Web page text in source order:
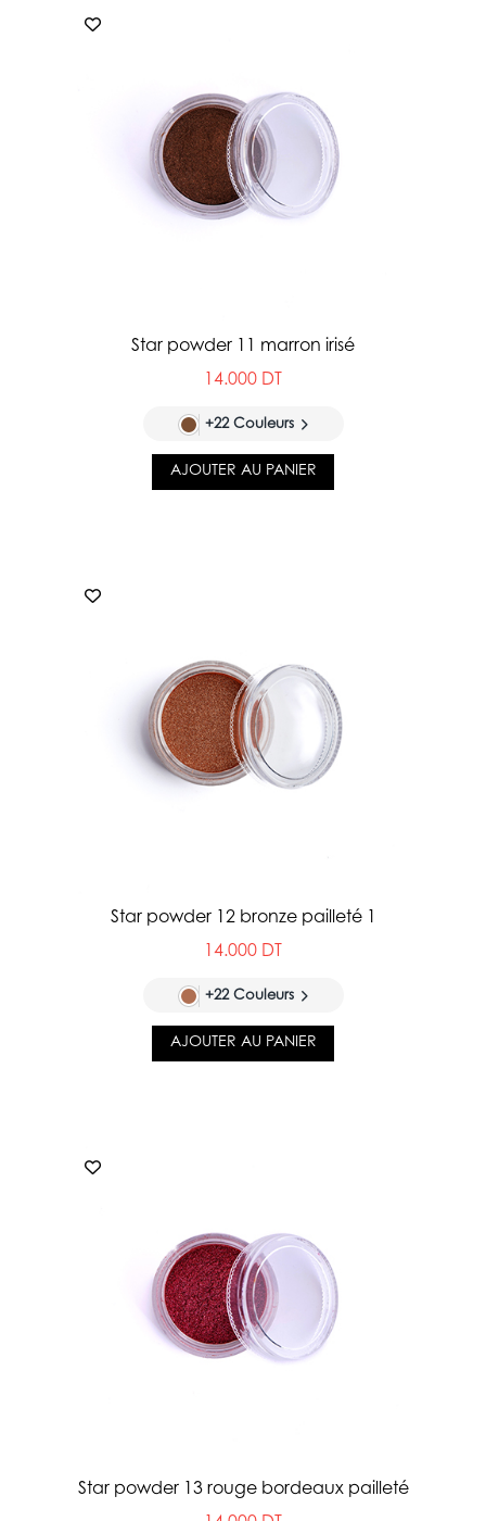
Star powder 11 marron irisé
14.000 DT
+22 Couleurs
AJOUTER AU PANIER
Star powder 12 bronze pailleté 1
14.000 DT
+22 Couleurs
AJOUTER AU PANIER
Star powder 13 rouge bordeaux pailleté